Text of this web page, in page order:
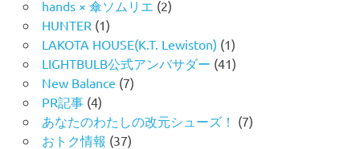
hands × 傘ソムリエ (2)
HUNTER (1)
LAKOTA HOUSE(K.T. Lewiston) (1)
LIGHTBULB公式アンバサダー (41)
New Balance (7)
PR記事(4)
あなたのわたしの改元シューズ！ (7)
おトク情報 (37)